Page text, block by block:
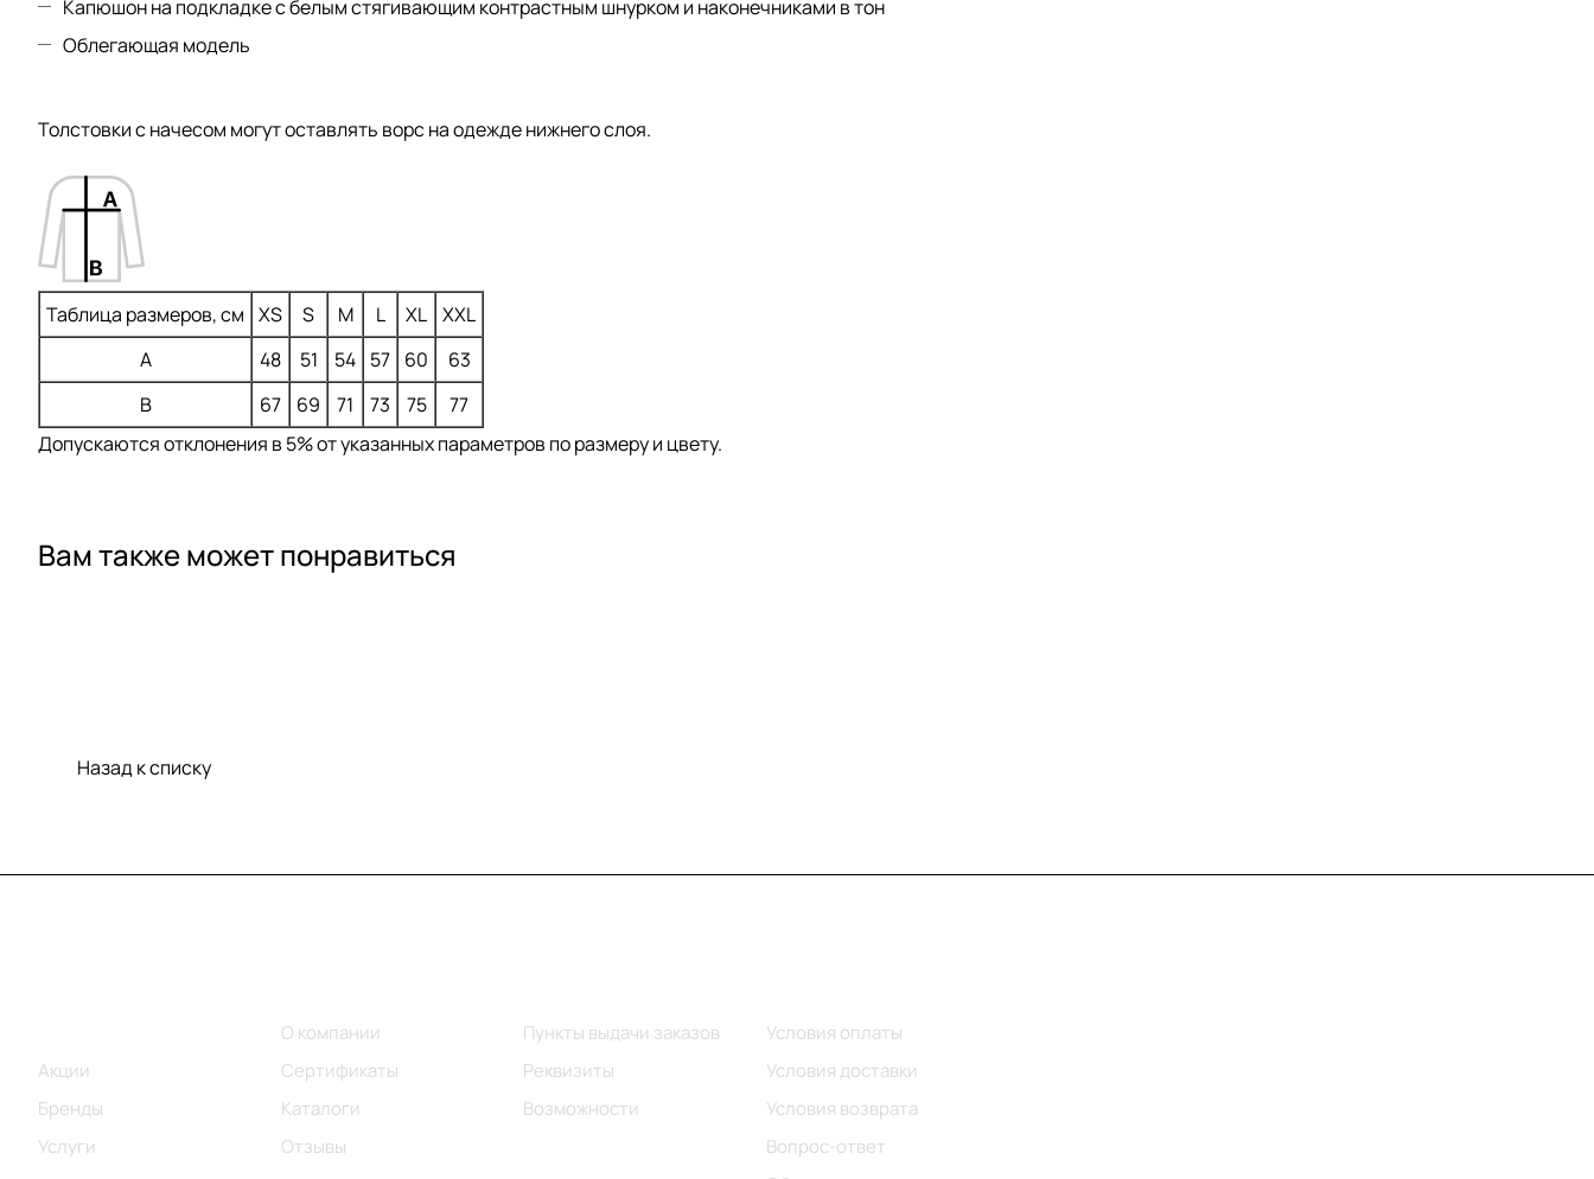
Капюшон на подкладке с белым стягивающим контрастным шнурком и наконечниками в тон
Облегающая модель
Толстовки с начесом могут оставлять ворс на одежде нижнего слоя.
Таблица размеров, см XS S M L XL XXL
A
48 51 54 57 60
63
B
67 69 71 73 75
77
Допускаются отклонения в 5% от указанных параметров по размеру и цвету.
Вам также может понравиться
Назад к списку
Акции
Бренды
Услуги
О компании
Сертификаты
Каталоги
Отзывы
Пункты выдачи заказов
Реквизиты
Возможности
Условия оплаты
Условия доставки
Условия возврата
Вопрос-ответ